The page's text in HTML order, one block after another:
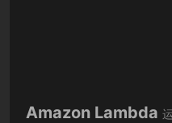
Amazon Lambda